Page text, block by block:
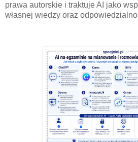
prawa autorskie i traktuje AI jako
własnej wiedzy oraz